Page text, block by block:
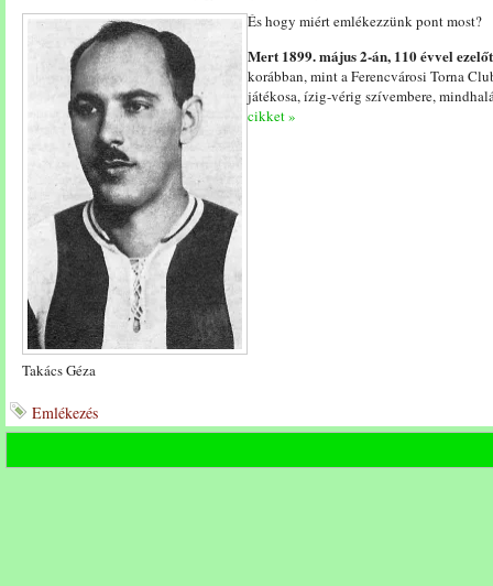
Takács Géza
És hogy miért emlékezzünk pont most?
Mert 1899. május 2-án, 110 évvel
korábban, mint a Ferencvárosi Torna
játékosa, ízig-vérig szívembere,
cikket »
Emlékezés